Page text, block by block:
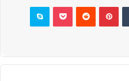
بينتيريست بوكيت سكايب